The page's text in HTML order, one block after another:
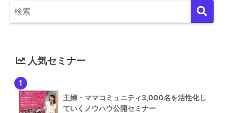
人気セミナー
1
主婦・ママコミュニティ3,000名を活性化し
ていくノウハウ公開セミナー